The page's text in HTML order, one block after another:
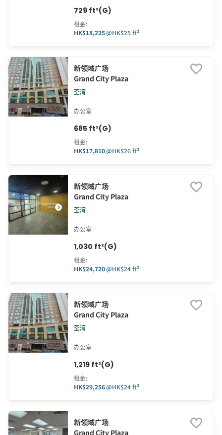
729 ft²(G)
租金:
HK$18,225@HK$25 ft²
新领域广场
Grand City Plaza
荃湾
办公室
685 ft²(G)
租金:
HK$17,810@HK$26 ft²
新领域广场
Grand City Plaza
荃湾
办公室
1,030 ft²(G)
租金:
HK$24,720@HK$24 ft²
新领域广场
Grand City Plaza
荃湾
办公室
1,219 ft²(G)
租金:
HK$29,256@HK$24 ft²
新领域广场
Grand City Plaza